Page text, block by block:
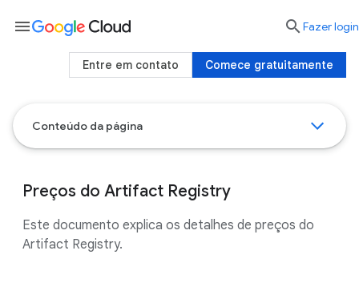
Conteúdo da página
Preços do Artifact Registry
Este documento explica os detalhes de preços do
Artifact Registry.
menu  Fazer login
Comece gratuitamente
Entre em contato